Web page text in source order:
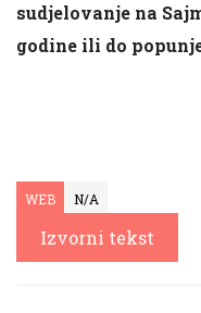
sudjelovanje na
godine ili do
WEB N/A
Izvorni tekst